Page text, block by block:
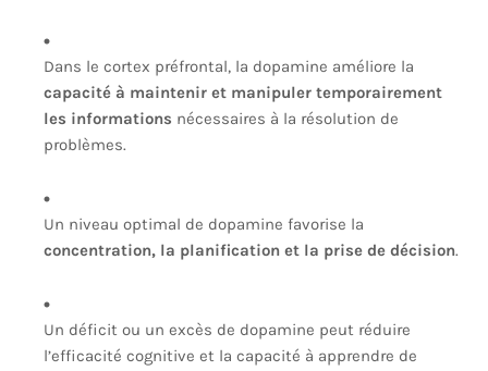
Dans le cortex préfrontal, la dopamine améliore la
capacité à maintenir et manipuler temporairement
les informations nécessaires à la résolution de
problèmes.
Un niveau optimal de dopamine favorise la
concentration, la planification et la prise de décision.
Un déficit ou un excès de dopamine peut réduire
l’efficacité cognitive et la capacité à apprendre de